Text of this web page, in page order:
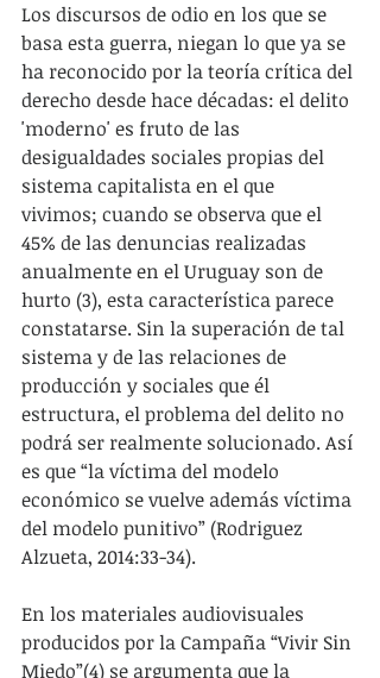
Los discursos de odio en los que se
basa esta guerra, niegan lo que ya se
ha reconocido por la teoría crítica del
derecho desde hace décadas: el delito
'moderno' es fruto de las
desigualdades sociales propias del
sistema capitalista en el que
vivimos; cuando se observa que el
45% de las denuncias realizadas
anualmente en el Uruguay son de
hurto (3), esta característica parece
constatarse. Sin la superación de tal
sistema y de las relaciones de
producción y sociales que él
estructura, el problema del delito no
podrá ser realmente solucionado. Así
es que “la víctima del modelo
económico se vuelve además víctima
del modelo punitivo” (Rodriguez
Alzueta, 2014:33-34).
En los materiales audiovisuales
producidos por la Campaña “Vivir Sin
Miedo”(4) se argumenta que la